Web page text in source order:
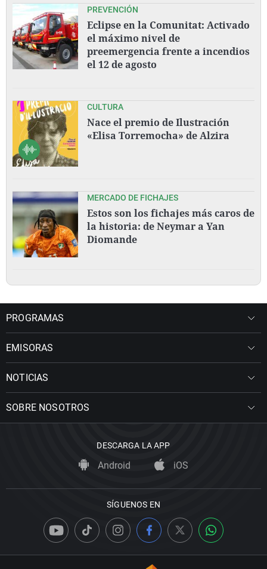
PREVENCIÓN
Eclipse en la Comunitat: Activado
el máximo nivel de
preemergencia frente a incendios
el 12 de agosto
CULTURA
Nace el premio de Ilustración
«Elisa Torremocha» de Alzira
MERCADO DE FICHAJES
Estos son los fichajes más caros de
la historia: de Neymar a Yan
Diomande
PROGRAMAS
EMISORAS
NOTICIAS
SOBRE NOSOTROS
DESCARGA LA APP
Android iOS
SÍGUENOS EN